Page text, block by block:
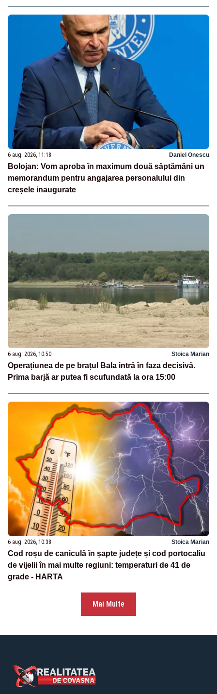
6 aug. 2026, 11:18 Daniel Onescu
Bolojan: Vom aproba în maximum două săptămâni un
memorandum pentru angajarea personalului din
creșele inaugurate
6 aug. 2026, 10:50 Stoica Marian
Operațiunea de pe brațul Bala intră în faza decisivă.
Prima barjă ar putea fi scufundată la ora 15:00
6 aug. 2026, 10:38 Stoica Marian
Cod roșu de caniculă în șapte județe și cod portocaliu
de vijelii în mai multe regiuni: temperaturi de 41 de
grade - HARTA
Mai Multe